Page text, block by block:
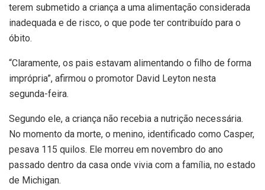
terem submetido a criança a uma alimentação considerada
inadequada e de risco, o que pode ter contribuído para o
óbito.
“Claramente, os pais estavam alimentando o filho de forma
imprópria”, afirmou o promotor David Leyton nesta
segunda-feira.
Segundo ele, a criança não recebia a nutrição necessária.
No momento da morte, o menino, identificado como Casper,
pesava 115 quilos. Ele morreu em novembro do ano
passado dentro da casa onde vivia com a família, no estado
de Michigan.